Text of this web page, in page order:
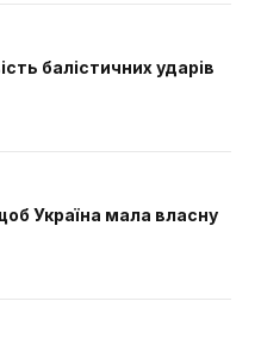
балістичних ударів
Україна мала власну